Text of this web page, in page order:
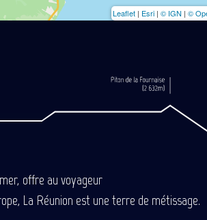
Leaflet | Esri | © IGN | ©
offre au voyageur
La Réunion est une terre de métissage.